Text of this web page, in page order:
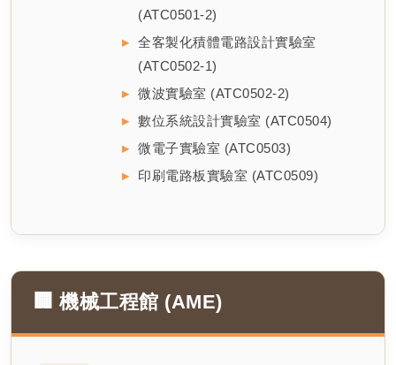
(ATC0501-2)
全客製化積體電路設計實驗室
(ATC0502-1)
微波實驗室 (ATC0502-2)
數位系統設計實驗室 (ATC0504)
微電子實驗室 (ATC0503)
印刷電路板實驗室 (ATC0509)
🏢 機械工程館 (AME)